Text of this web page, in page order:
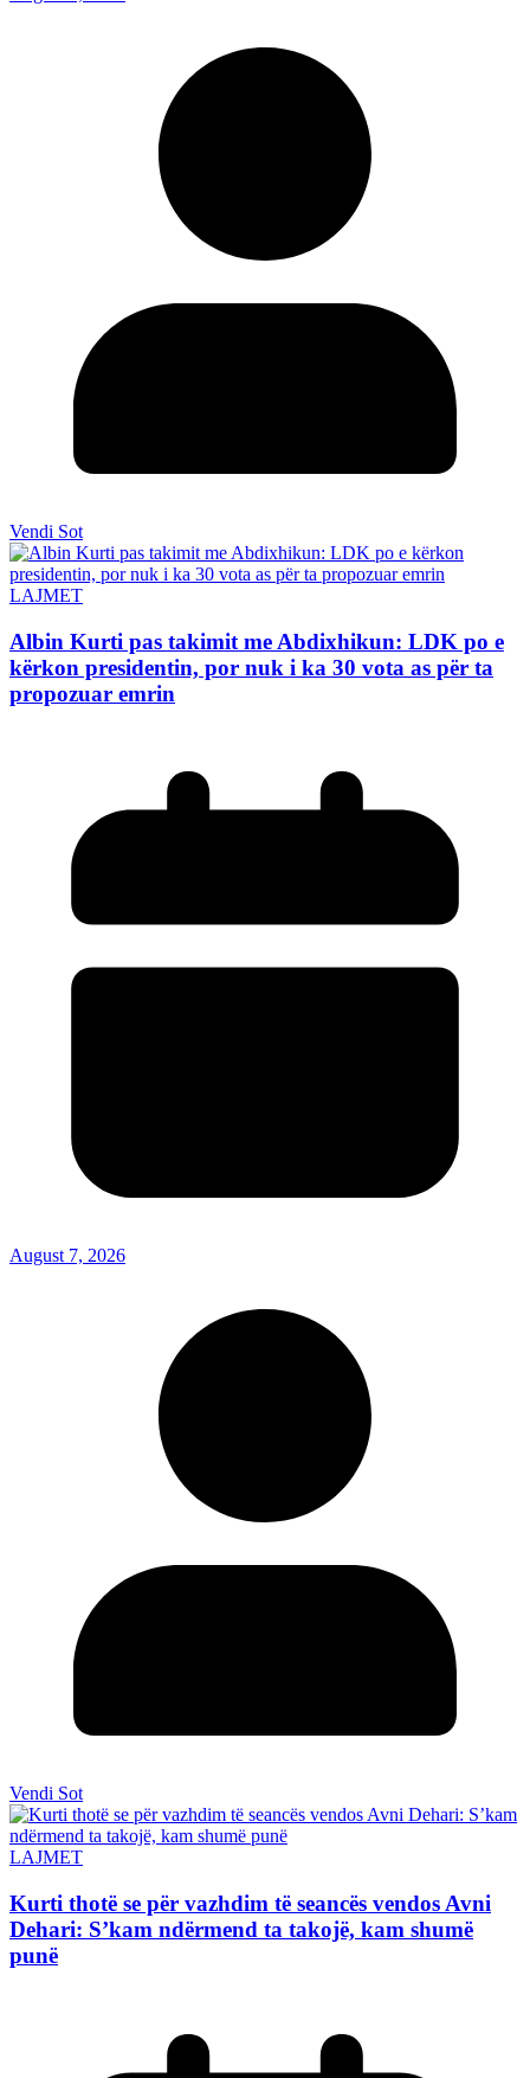
Vendi Sot
LAJMET
Albin Kurti pas takimit me Abdixhikun: LDK po e
kërkon presidentin, por nuk i ka 30 vota as për ta
propozuar emrin
August 7, 2026
Vendi Sot
LAJMET
Kurti thotë se për vazhdim të seancës vendos Avni
Dehari: S’kam ndërmend ta takojë, kam shumë
punë